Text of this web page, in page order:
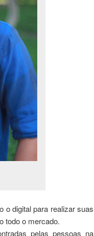
o digital para realizar suas
todo o mercado.
pelas pessoas na